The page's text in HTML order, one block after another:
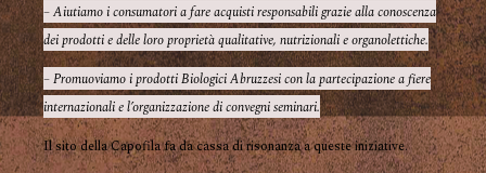
– Aiutiamo i consumatori a fare acquisti responsabili grazie alla conoscenza
dei prodotti e delle loro proprietà qualitative, nutrizionali e organolettiche.
– Promuoviamo i prodotti Biologici Abruzzesi con la partecipazione a fiere
internazionali e l’organizzazione di convegni seminari.
Il sito della Capofila fa da cassa di risonanza a queste iniziative.